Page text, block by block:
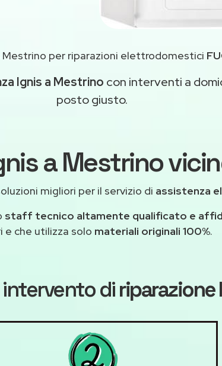
Mestrino per riparazioni elettrodomestici
Ignis a Mestrino con interventi a
posto giusto.
a Mestrino
migliori per il servizio di assistenza
staff tecnico altamente qualificato e
e che utilizza solo materiali originali 100%.
intervento diriparazione